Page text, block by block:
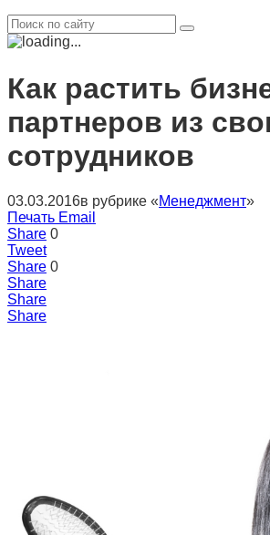
Как растить
партнеров из
сотрудников
03.03.2016в рубрике «Менеджмент»
Печать Email
Share 0
Tweet
Share 0
Share
Share
Share